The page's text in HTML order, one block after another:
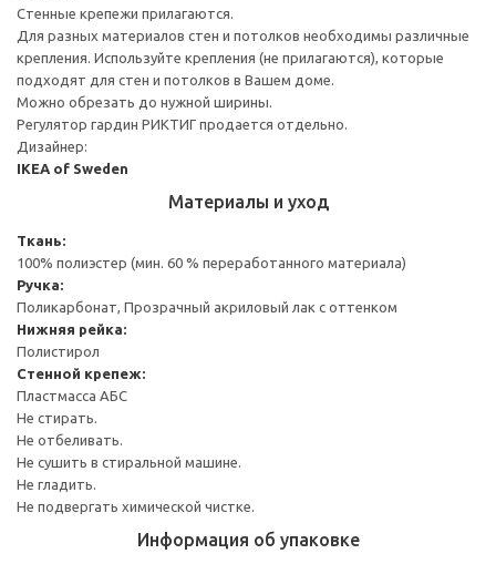
Стенные крепежи прилагаются.
Для разных материалов стен и потолков необходимы различные
крепления. Используйте крепления (не прилагаются), которые
подходят для стен и потолков в Вашем доме.
Можно обрезать до нужной ширины.
Регулятор гардин РИКТИГ продается отдельно.
Дизайнер:
IKEA of Sweden
Материалы и уход
Ткань:
100% полиэстер (мин. 60 % переработанного материала)
Ручка:
Поликарбонат, Прозрачный акриловый лак с оттенком
Нижняя рейка:
Полистирол
Стенной крепеж:
Пластмасса АБС
Не стирать.
Не отбеливать.
Не сушить в стиральной машине.
Не гладить.
Не подвергать химической чистке.
Информация об упаковке